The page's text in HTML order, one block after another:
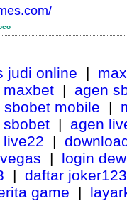
judi online |
| agen
sbobet mobile |
| agen
|
| login
| daftar joker123
game |